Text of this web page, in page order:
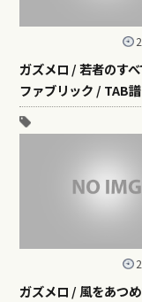
ガズメロ / 若者のす
ファブリック / TAB
ガズメロ / 風をあつ